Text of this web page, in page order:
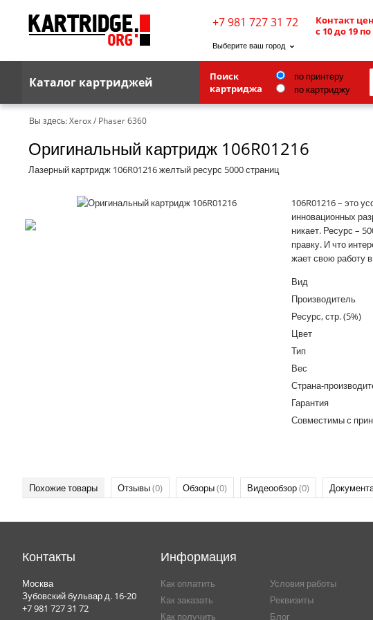
+7 981 727 31 72
Контакт
с 10 до 19
Выберите ваш город
Каталог картриджей
Brother
G&G
Kodak
Lexmark
Xerox
Тонер
Поиск
картриджа
по принтеру
по картриджу
Вы здесь:Xerox/ Phaser 6360
Оригинальный картридж 106R01216
Лазерный картридж 106R01216 желтый ресурс 5000 страниц
106R01216 – это
инновационных
никает. Ресурс –
правку. И что
жает свою работу
Вид
Производитель
Ресурс, стр. (5%)
Цвет
Тип
Вес
Страна-
Гарантия
Совместимы с
Похожие товары Отзывы(0) Обзоры(0) Видеообзор(0)
Контакты
Москва
Зубовский бульвар д. 16-20
+7 981 727 31 72
Информация
Как оплатить
Как заказать
Как получить
Условия работы
Реквизиты
Блог